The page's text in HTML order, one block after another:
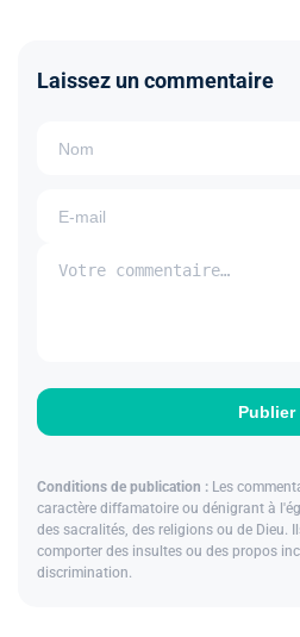
Laissez un commentaire
Publier
Conditions de publication : Les
caractère diffamatoire ou dénigrant à
des sacralités, des religions ou de Dieu.
comporter des insultes ou des propos
discrimination.